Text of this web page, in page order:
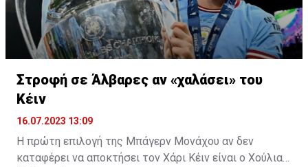
Στροφή σε Άλβαρες αν «χαλάσει» του
Κέιν
16.07.2023 13:09
Η πρώτη επιλογή της Μπάγερν Μονάχου αν δεν
καταφέρει να αποκτήσει τον Χάρι Κέιν είναι ο Χούλιαν